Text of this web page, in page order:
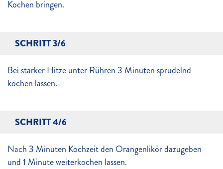
Kochen bringen.
SCHRITT 3/6
Bei starker Hitze unter Rühren 3 Minuten sprudelnd
kochen lassen.
SCHRITT 4/6
Nach 3 Minuten Kochzeit den Orangenlikör dazugeben
und 1 Minute weiterkochen lassen.